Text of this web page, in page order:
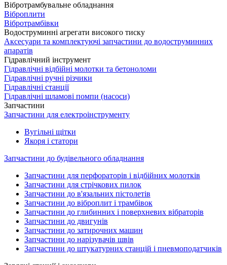
Вібротрамбувальне обладнання
Віброплити
Вібротрамбівки
Водоструминні агрегати високого тиску
Аксесуари та комплектуючі запчастини до водоструминних
апаратів
Гідравлічний інструмент
Гідравлічні відбійні молотки та бетоноломи
Гідравлічні ручні різчики
Гідравлічні станції
Гідравлічні шламові помпи (насоси)
Запчастини
Запчастини для електроінструменту
Вугільні щітки
Якоря і статори
Запчастини до будівельного обладнання
Запчастини для перфораторів і відбійних молотків
Запчастини для стрічкових пилок
Запчастини до в'язальних пістолетів
Запчастини до віброплит і трамбівок
Запчастини до глибинних і поверхневих вібраторів
Запчастини до двигунів
Запчастини до затирочних машин
Запчастини до нарізувачів швів
Запчастини до штукатурних станцій і пневмоподатчиків